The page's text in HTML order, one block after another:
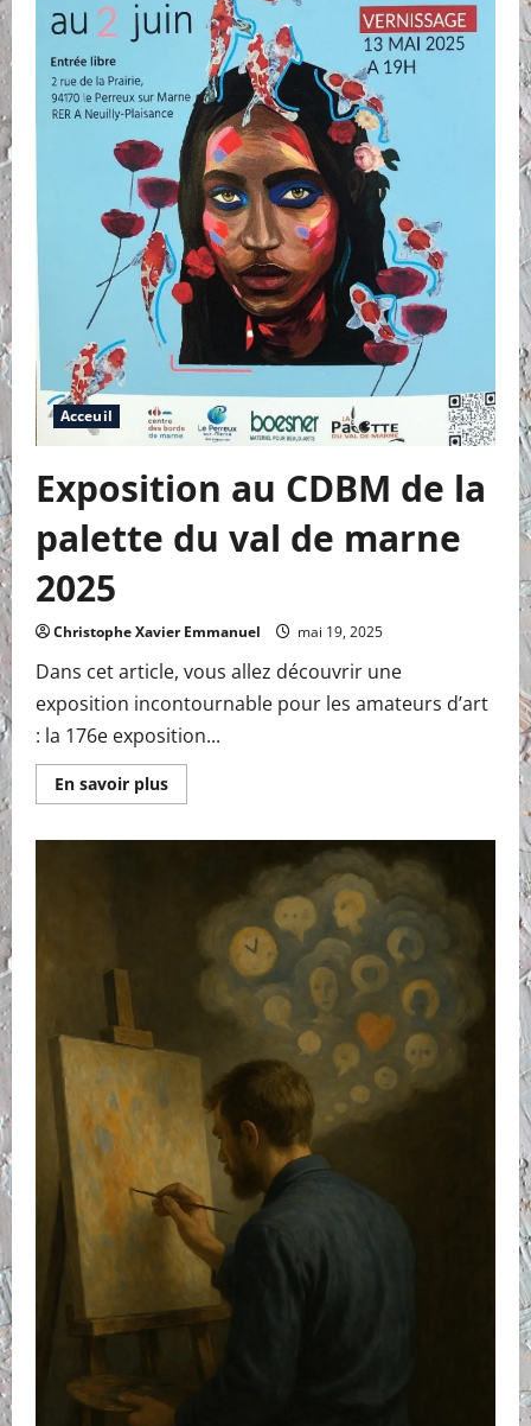
Acceuil
Exposition au CDBM de la
palette du val de marne
2025
Christophe Xavier Emmanuel mai 19, 2025
Dans cet article, vous allez découvrir une
exposition incontournable pour les amateurs d’art
: la 176e exposition...
En savoir plusEn
savoir